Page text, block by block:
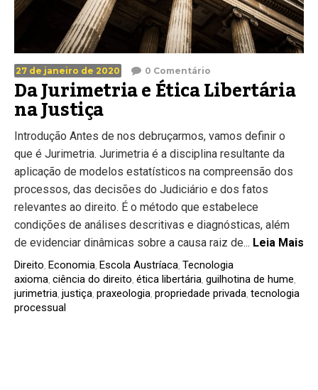
27 de janeiro de 2020 0 Comentário
Da Jurimetria e Ética Libertária
na Justiça
Introdução Antes de nos debruçarmos, vamos definir o
que é Jurimetria. Jurimetria é a disciplina resultante da
aplicação de modelos estatísticos na compreensão dos
processos, das decisões do Judiciário e dos fatos
relevantes ao direito. É o método que estabelece
condições de análises descritivas e diagnósticas, além
de evidenciar dinâmicas sobre a causa raiz de... Leia Mais
Direito, Economia, Escola Austríaca, Tecnologia
axioma, ciência do direito, ética libertária, guilhotina de hume,
jurimetria, justiça, praxeologia, propriedade privada, tecnologia
processual